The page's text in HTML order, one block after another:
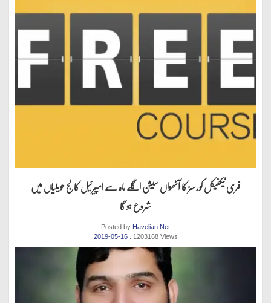
فری ٹیکنیکل کورسز کا آٹھواں سیشن اگلے ماہ سے امپیرئیل کالج حویلیاں میں
شروع ہو گا
Posted by Havelian.Net
2019-05-16
. 1203168 Views